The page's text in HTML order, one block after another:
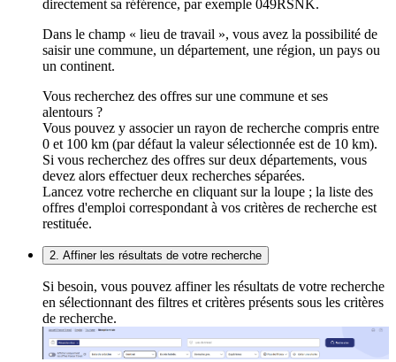
directement sa référence, par exemple 049RSNK.
Dans le champ « lieu de travail », vous avez la possibilité de
saisir une commune, un département, une région, un pays ou
un continent.
Vous recherchez des offres sur une commune et ses
alentours ?
Vous pouvez y associer un rayon de recherche compris entre
0 et 100 km (par défaut la valeur sélectionnée est de 10 km).
Si vous recherchez des offres sur deux départements, vous
devez alors effectuer deux recherches séparées.
Lancez votre recherche en cliquant sur la loupe ; la liste des
offres d'emploi correspondant à vos critères de recherche est
restituée.
2. Affiner les résultats de votre recherche
Si besoin, vous pouvez affiner les résultats de votre recherche
en sélectionnant des filtres et critères présents sous les critères
de recherche.